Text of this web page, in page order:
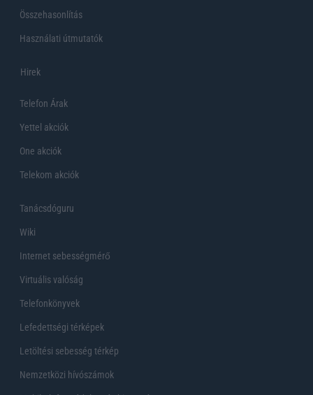
Összehasonlítás
Használati útmutatók
Hirek
Telefon Árak
Yettel akciók
One akciók
Telekom akciók
Tanácsdóguru
Wiki
Internet sebességmérő
Virtuális valóság
Telefonkönyvek
Lefedettségi térképek
Letöltési sebesség térkép
Nemzetközi hívószámok